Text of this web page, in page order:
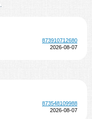
873910712680
2026-08-07
873548109988
2026-08-07